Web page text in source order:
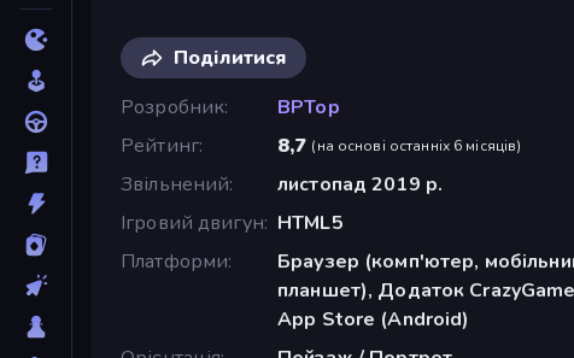
Поділитися
Розробник
BPTop
Рейтинг
8,7 (на основі останніх 6 місяців)
Звільнений
листопад 2019 р.
Ігровий двигун HTML5
Платформи
Браузер (комп'ютер,
планшет), Додаток
App Store (Android)